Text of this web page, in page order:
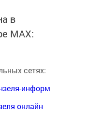
в
MАХ:
сетях:
информ
онлайн